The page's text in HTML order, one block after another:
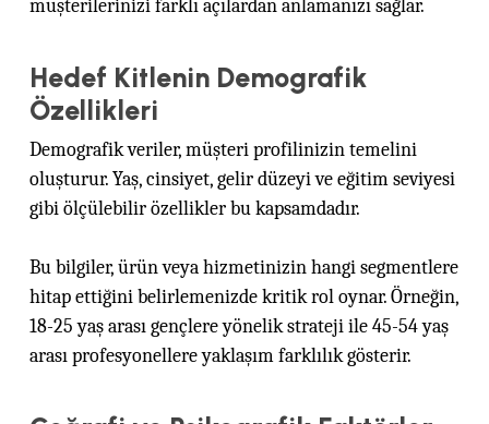
müşterilerinizi farklı açılardan anlamanızı sağlar.
Hedef Kitlenin Demografik
Özellikleri
Demografik veriler, müşteri profilinizin temelini
oluşturur. Yaş, cinsiyet, gelir düzeyi ve eğitim seviyesi
gibi ölçülebilir özellikler bu kapsamdadır.
Bu bilgiler, ürün veya hizmetinizin hangi segmentlere
hitap ettiğini belirlemenizde kritik rol oynar. Örneğin,
18-25 yaş arası gençlere yönelik strateji ile 45-54 yaş
arası profesyonellere yaklaşım farklılık gösterir.